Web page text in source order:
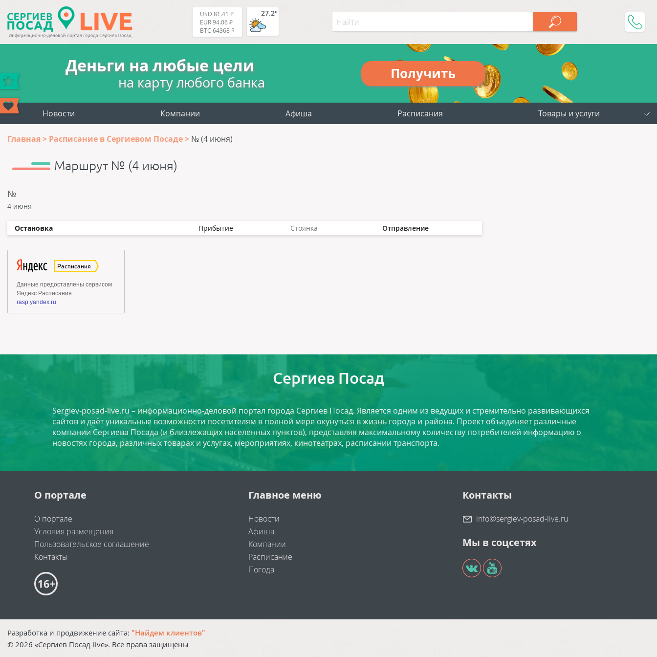
USD 81.41 ₽
EUR 94.06 ₽
BTC 64368 $
27.2°
Деньги на любые цели
на карту любого банка
Получить
Новости Компании Афиша Расписания Товары и услуги
Главная Расписание в Сергиевом Посаде № (4 июня)
Маршрут № (4 июня)
№
4 июня
Остановка Прибытие Стоянка Отправление
Сергиев Посад
Sergiev-posad-live.ru – информационно-деловой портал города Сергиев Посад. Является одним из ведущих и стремительно развивающихся
сайтов и даёт уникальные возможности посетителям в полной мере окунуться в жизнь города и района. Проект объединяет различные
компании Сергиева Посада (и близлежащих населенных пунктов), представляя максимальному количеству потребителей информацию о
новостях города, различных товарах и услугах, мероприятиях, кинотеатрах, расписании транспорта.
О портале
О портале
Условия размещения
Пользовательское соглашение
Контакты
Главное меню
Новости
Афиша
Компании
Расписание
Погода
Контакты
info@sergiev-posad-live.ru
Мы в соцсетях
Разработка и продвижение сайта: "Найдем клиентов"
© 2026 «Сергиев Посад-live». Все права защищены